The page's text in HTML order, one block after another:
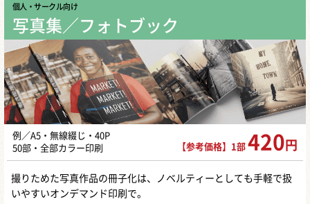
個人・サークル向け
写真集／フォトブック
例／A5・無線綴じ・40P
50部・全部カラー印刷
【参考価格】1部 420 円
撮りためた写真作品の冊子化は、ノベルティーとしても手軽で扱
いやすいオンデマンド印刷で。